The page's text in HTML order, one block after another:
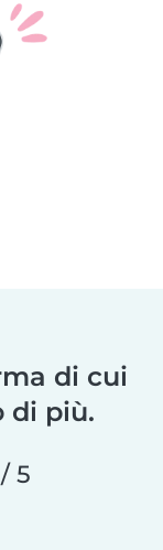
di cui
di più.
5